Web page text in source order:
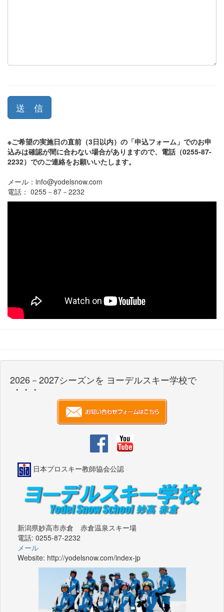
送 信
※ご希望の実施日の直前（3日以内）の「申込フォーム」でのお申
込みは確認が間に合わない場合がありますので、電話（0255-87-
2232）でのご連絡をお願いいたします。
メール：info@yodelsnow.com
電話： 0255－87－2232
2026－2027シーズンを ヨーデルスキー学校で
・・・
日本プロスキー教師協会公認
新潟県妙高市赤倉 赤倉温泉スキー場
電話: 0255-87-2232
メール
Website: http://yodelsnow.com/index-jp